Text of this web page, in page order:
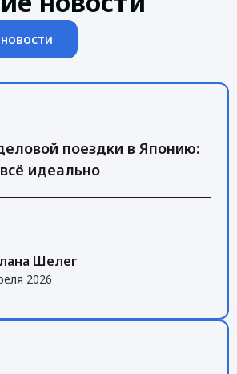
поездки в Японию:
идеально
Шелег
2026